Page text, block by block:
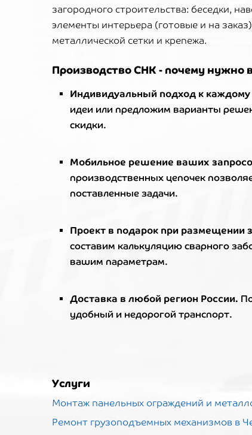
загородного строительства: беседки,
элементы интерьера (готовые и на
металлической сетки и крепежа.
Производство СНК - почему нужно
Индивидуальный подход к каждому
идеи или предложим варианты
скидки.
Мобильное решение ваших
производственных цепочек
поставленные задачи.
Проект в подарок при размещении
составим калькуляцию сварного
вашим параметрам.
Доставка в любой регион России.
удобный и недорогой транспорт.
Услуги
Монтаж панельных ограждений и
Ремонт грузоподъемных механизмов в